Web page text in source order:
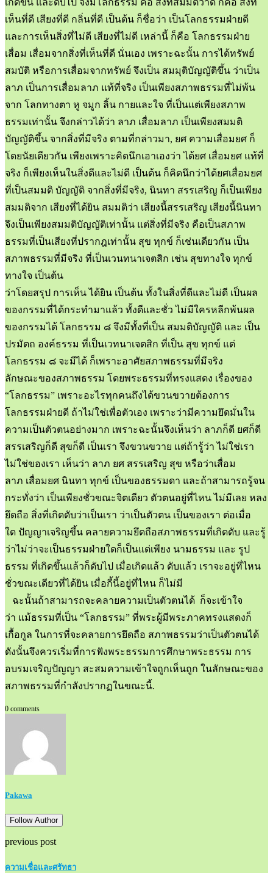
เห็นที่ดี เสียงที่ดี กลิ่นที่ดี เป็นต้น ก็ชื่อว่า เป็นโลกธรรมฝ่ายดี
และการเห็นสิ่งที่ไม่ดี เสียงที่ไม่ดี เหล่านี้ ก็คือ โลกธรรมฝ่าย
เสื่อม เสื่อมจากสิ่งที่เห็นที่ดี นั่นเอง เพราะฉะนั้น การได้ทรัพย์
สมบัติ หรือการเสื่อมจากทรัพย์ จึงเป็น สมมุติบัญญัติขึ้น ว่าเป็น
ลาภ เป็นการเสื่อมลาภ แท้ที่จริง เป็นเพียงสภาพธรรมที่ไม่พ้น
จาก โลกทางตา หู จมูก ลิ้น กายและใจ ที่เป็นแต่เพียงสภาพ
ธรรมเท่านั้น จึงกล่าวได้ว่า ลาภ เสื่อมลาภ เป็นเพียงสมมติ
บัญญัติขึ้น จากสิ่งที่มีจริง ตามที่กล่าวมา, ยศ ความเสื่อมยศ ก็
โดยนัยเดียวกัน เพียงเพราะคิดนึกเอาเองว่า ได้ยศ เสื่อมยศ แท้ที่
จริง ก็เพียงเห็นในสิ่งดีและไม่ดี เป็นต้น ก็คิดนึกว่าได้ยศเสื่อมยศ
ที่เป็นสมมติ บัญญัติ จากสิ่งที่มีจริง, นินทา สรรเสริญ ก็เป็นเพียง
สมมติจาก เสียงที่ได้ยิน สมมติว่า เสียงนี้สรรเสริญ เสียงนี้นินทา
จึงเป็นเพียงสมมติบัญญัติเท่านั้น แต่สิ่งที่มีจริง คือเป็นสภาพ
ธรรมที่เป็นเสียงที่ปรากฎเท่านั้น สุข ทุกข์ ก็เช่นเดียวกัน เป็น
สภาพธรรมที่มีจริง ที่เป็นเวนทนาเจตสิก เช่น สุขทางใจ ทุกข์
ทางใจ เป็นต้น
ว่าโดยสรุป การเห็น ได้ยิน เป็นต้น ทั้งในสิ่งที่ดีและไม่ดี เป็นผล
ของกรรมที่ได้กระทำมาแล้ว ทั้งดีและชั่ว ไม่มีใครหลีกพ้นผล
ของกรรมได้ โลกธรรม ๘ จึงมีทั้งที่เป็น สมมติบัญญัติ และ เป็น
ปรมัตถ องค์ธรรม ที่เป็นเวทนาเจตสิก ที่เป็น สุข ทุกข์ แต่
โลกธรรม ๘ จะมีได้ ก็เพราะอาศัยสภาพธรรมที่มีจริง
ลักษณะของสภาพธรรม โดยพระธรรมที่ทรงแสดง เรื่องของ
“โลกธรรม” เพราะอะไรทุกคนถึงได้ขวนขวายต้องการ
โลกธรรมฝ่ายดี ถ้าไม่ใช่เพื่อตัวเอง เพราะว่ามีความยึดมั่นใน
ความเป็นตัวตนอย่างมาก เพราะฉะนั้นจึงเห็นว่า ลาภก็ดี ยศก็ดี
สรรเสริญก็ดี สุขก็ดี เป็นเรา จึงขวนขวาย แต่ถ้ารู้ว่า ไม่ใช่เรา
ไม่ใช่ของเรา เห็นว่า ลาภ ยศ สรรเสริญ สุข หรือว่าเสื่อม
ลาภ เสื่อมยศ นินทา ทุกข์ เป็นของธรรมดา และถ้าสามารถรู้จน
กระทั่งว่า เป็นเพียงชั่วขณะจิตเดียว ตัวตนอยู่ที่ไหน ไม่มีเลย หลง
ยึดถือ สิ่งที่เกิดดับว่าเป็นเรา ว่าเป็นตัวตน เป็นของเรา ต่อเมื่อ
ใด ปัญญาเจริญขึ้น คลายความยึดถือสภาพธรรมที่เกิดดับ และรู้
ว่าไม่ว่าจะเป็นธรรมฝ่ายใดก็เป็นแต่เพียง นามธรรม และ รูป
ธรรม ที่เกิดขึ้นแล้วก็ดับไป เมื่อเกิดแล้ว ดับแล้ว เราจะอยู่ที่ไหน
ชั่วขณะเดียวที่ได้ยิน เมื่อกี้นี้อยู่ที่ไหน ก็ไม่มี
ฉะนั้นถ้าสามารถจะคลายความเป็นตัวตนได้ ก็จะเข้าใจ
ว่า แม้ธรรมที่เป็น “โลกธรรม” ที่พระผู้มีพระภาคทรงแสดงก็
เกื้อกูล ในการที่จะคลายการยึดถือ สภาพธรรมว่าเป็นตัวตนได้
ดังนั้นจึงควรเริ่มที่การฟังพระธรรมการศึกษาพระธรรม การ
อบรมเจริญปัญญา สะสมความเข้าใจถูกเห็นถูก ในลักษณะของ
สภาพธรรมที่กำลังปรากฏในขณะนี้.
0 comments
Pakawa
Follow Author
previous post
ความเชื่อและศรัทธา